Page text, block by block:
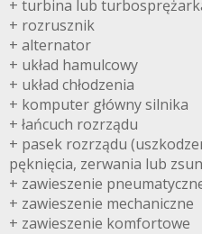
+ turbina lub
+ rozrusznik
+ alternator
+ układ hamulcowy
+ układ chłodzenia
+ komputer główny silnika
+ łańcuch rozrządu
+ pasek rozrządu
pęknięcia, zerwania lub
+ zawieszenie
+ zawieszenie mechaniczne
+ zawieszenie komfortowe